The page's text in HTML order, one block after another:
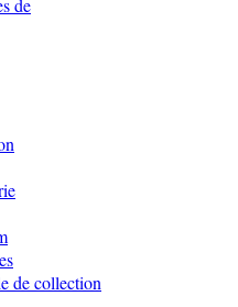
de
de collection